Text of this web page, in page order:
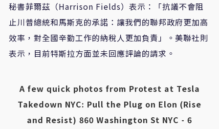
秘書菲爾茲（Harrison Fields）表示：「抗議不會阻
止川普總統和馬斯克的承諾：讓我們的聯邦政府更加高
效率，對全國辛勤工作的納稅人更加負責」。美聯社則
表示，目前特斯拉方面並未回應評論的請求。
A few quick photos from Protest at Tesla
Takedown NYC: Pull the Plug on Elon (Rise
and Resist) 860 Washington St NYC - 6